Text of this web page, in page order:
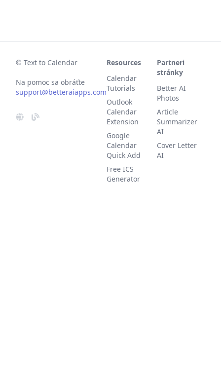
© Text to Calendar
Na pomoc sa obráťte
support@betteraiapps.com
Resources
Calendar
Tutorials
Outlook
Calendar
Extension
Google
Calendar
Quick Add
Free ICS
Generator
Partneri
stránky
Better AI
Photos
Article
Summarizer
AI
Cover Letter
AI